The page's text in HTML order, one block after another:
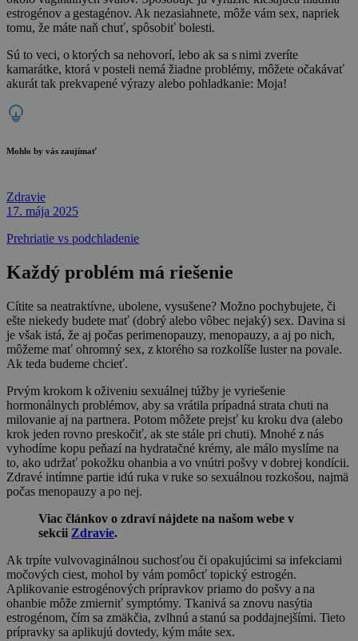
estrogénov a gestagénov. Ak nezasiahnete, môže vám sex, napriek
tomu, že máte naň chuť, spôsobiť bolesti.
Sú to veci, o ktorých sa nehovorí, lebo ak sa s nimi zveríte
kamarátke, ktorá v posteli nemá žiadne problémy, môžete očakávať
akurát tak prekvapené výrazy alebo pohladkanie: Moja!
Mohlo by vás zaujímať
Zdravie
17. mája 2025
Prehriatie vs podchladenie
Každý problém má riešenie
Cítite sa neatraktívne, ubolene, vysušene? Možno pochybujete, či
ešte niekedy budete mať (dobrý alebo vôbec nejaký) sex. Davina si
je však istá, že aj počas perimenopauzy, menopauzy, a aj po nich,
môžeme mať ohromný sex, z ktorého sa rozkolíše luster na povale.
Ak teda budeme chcieť.
Prvým krokom k oživeniu sexuálnej túžby je vyriešenie
hormonálnych problémov, aby sa vrátila prípadná strata chuti na
milovanie aj na partnera. Potom môžete prejsť ku kroku dva (alebo
krok jeden rovno preskočiť, ak ste stále pri chuti). Mnohé z nás
vyhodíme kopu peňazí na hydratačné krémy, ale málo myslíme na
to, ako udržať pokožku ohanbia a vo vnútri pošvy v dobrej kondícii.
Zdravé intímne partie idú ruka v ruke so sexuálnou rozkošou, najmä
počas menopauzy a po nej.
Viac článkov o zdraví nájdete na našom webe v
sekcii Zdravie.
Ak trpíte vulvovaginálnou suchosťou či opakujúcimi sa infekciami
močových ciest, mohol by vám pomôcť topický estrogén.
Aplikovanie estrogénových prípravkov priamo do pošvy a na
ohanbie môže zmierniť symptómy. Tkanivá sa znovu nasýtia
estrogénom, čím sa zmäkčia, zvlhnú a stanú sa poddajnejšími. Tieto
prípravky sa aplikujú dovtedy, kým máte sex.